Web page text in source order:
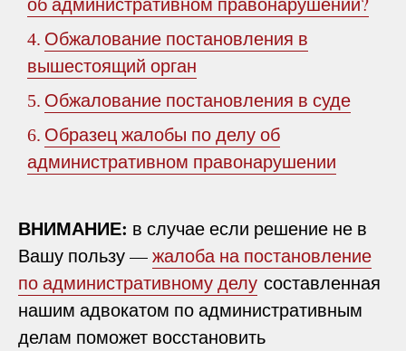
4. Обжалование постановления в
вышестоящий орган
5. Обжалование постановления в суде
6. Образец жалобы по делу об
административном правонарушении
ВНИМАНИЕ: в случае если решение не в
Вашу пользу —жалоба на постановление
по административному делу составленная
нашим адвокатом по административным
делам поможет восстановить